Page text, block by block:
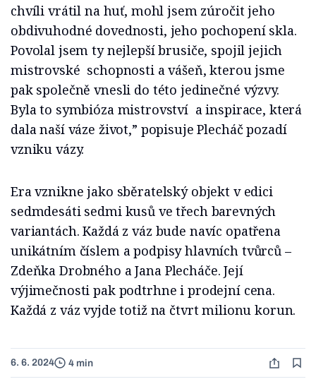
chvíli vrátil na huť, mohl jsem zúročit jeho
obdivuhodné dovednosti, jeho pochopení skla.
Povolal jsem ty nejlepší brusiče, spojil jejich
mistrovské schopnosti a vášeň, kterou jsme
pak společně vnesli do této jedinečné výzvy.
Byla to symbióza mistrovství a inspirace, která
dala naší váze život,” popisuje Plecháč pozadí
vzniku vázy.
Era vznikne jako sběratelský objekt v edici
sedmdesáti sedmi kusů ve třech barevných
variantách. Každá z váz bude navíc opatřena
unikátním číslem a podpisy hlavních tvůrců –
Zdeňka Drobného a Jana Plecháče. Její
výjimečnosti pak podtrhne i prodejní cena.
Každá z váz vyjde totiž na čtvrt milionu korun.
6. 6. 2024 4 min